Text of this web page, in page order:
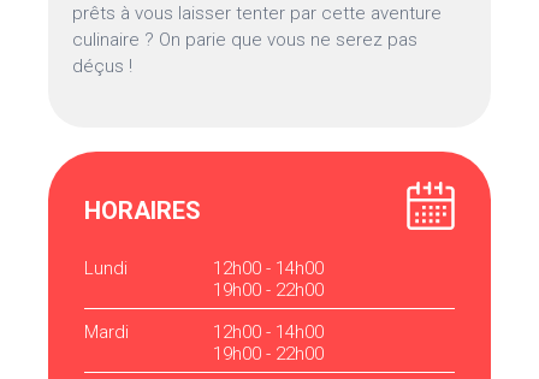
prêts à vous laisser tenter par cette aventure
culinaire ? On parie que vous ne serez pas
déçus !
HORAIRES
Lundi
12h00 - 14h00
19h00 - 22h00
Mardi
12h00 - 14h00
19h00 - 22h00